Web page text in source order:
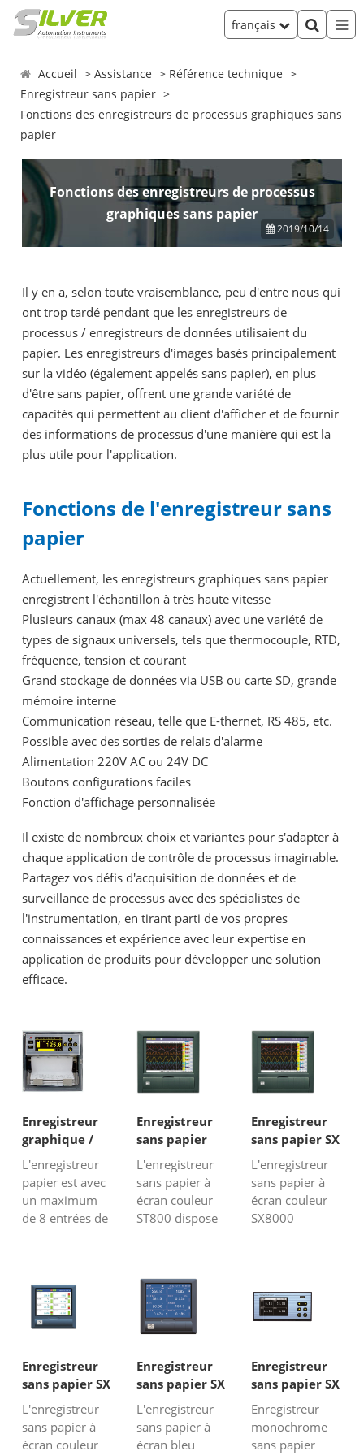
français
Accueil Assistance
Référence technique
Enregistreur sans papier
Fonctions des enregistreurs de processus graphiques sans
papier
Fonctions des enregistreurs de processus
graphiques sans papier
2019/10/14
Il y en a, selon toute vraisemblance, peu d'entre nous qui
ont trop tardé pendant que les enregistreurs de
processus / enregistreurs de données utilisaient du
papier. Les enregistreurs d'images basés principalement
sur la vidéo (également appelés sans papier), en plus
d'être sans papier, offrent une grande variété de
capacités qui permettent au client d'afficher et de fournir
des informations de processus d'une manière qui est la
plus utile pour l'application.
Fonctions de l'enregistreur sans
papier
Actuellement, les enregistreurs graphiques sans papier
enregistrent l'échantillon à très haute vitesse
Plusieurs canaux (max 48 canaux) avec une variété de
types de signaux universels, tels que thermocouple, RTD,
fréquence, tension et courant
Grand stockage de données via USB ou carte SD, grande
mémoire interne
Communication réseau, telle que E-thernet, RS 485, etc.
Possible avec des sorties de relais d'alarme
Alimentation 220V AC ou 24V DC
Boutons configurations faciles
Fonction d'affichage personnalisée
Il existe de nombreux choix et variantes pour s'adapter à
chaque application de contrôle de processus imaginable.
Partagez vos défis d'acquisition de données et de
surveillance de processus avec des spécialistes de
l'instrumentation, en tirant parti de vos propres
connaissances et expérience avec leur expertise en
application de produits pour développer une solution
efficace.
Enregistreur
graphique /
enregistreur
papier SX
3000
L'enregistreur
papier est avec
un maximum
de 8 entrées de
la fabrication
d'enregistreurs
sans papier en
prix.
Enregistreur
sans papier
ST800
L'enregistreur
sans papier à
écran couleur
ST800 dispose
maximum.
Taille de 10,4 ".
E-thernet, carte
USB, options de
fonctions
RS485.
Enregistreur
sans papier SX
8000
L'enregistreur
sans papier à
écran couleur
SX8000
universelles à
40 canaux.
Taille 10,4 ".
options RS485.
Envoyez-nous
un courriel
pour le prix.
Enregistreur
sans papier SX
6000
L'enregistreur
sans papier à
écran couleur
Enregistreur
sans papier SX
5000
L'enregistreur
sans papier à
écran bleu
Enregistreur
sans papier SX
2000
Enregistreur
monochrome
sans papier